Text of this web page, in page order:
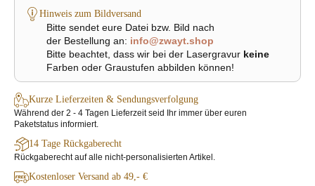
Hinweis zum Bildversand
Bitte sendet eure Datei bzw. Bild nach
der Bestellung an: info@zwayt.shop
Bitte beachtet, dass wir bei der Lasergravur keine
Farben oder Graustufen abbilden können!
Kurze Lieferzeiten & Sendungsverfolgung
Während der 2 - 4 Tagen Lieferzeit seid Ihr immer über euren
Paketstatus informiert.
14 Tage Rückgaberecht
Rückgaberecht auf alle nicht-personalisierten Artikel.
Kostenloser Versand ab 49,- €